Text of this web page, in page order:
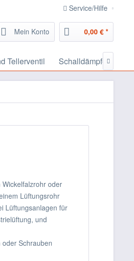
Service/Hilfe
Mein Konto 0,00 € *
Tellerventil Schalldämpfer,

oder
Lüftungsrohr
Lüftungsanlagen für
und
Schrauben